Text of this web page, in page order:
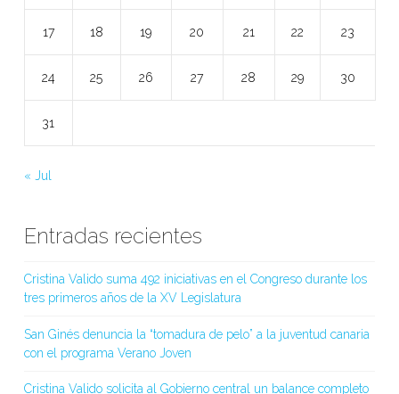
17 18 19 20 21 22 23
24 25 26 27 28 29 30
31
« Jul
Entradas recientes
Cristina Valido suma 492 iniciativas en el Congreso durante los
tres primeros años de la XV Legislatura
San Ginés denuncia la “tomadura de pelo” a la juventud canaria
con el programa Verano Joven
Cristina Valido solicita al Gobierno central un balance completo